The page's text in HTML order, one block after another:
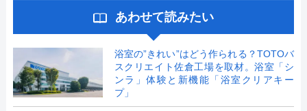
あわせて読みたい
浴室の”きれい”はどう作られる？TOTOバ
スクリエイト佐倉工場を取材。浴室「シ
ンラ」体験と新機能「浴室クリアキー
プ」